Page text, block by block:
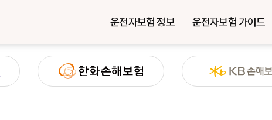
운전자보험 정보 운전자보험 가이드